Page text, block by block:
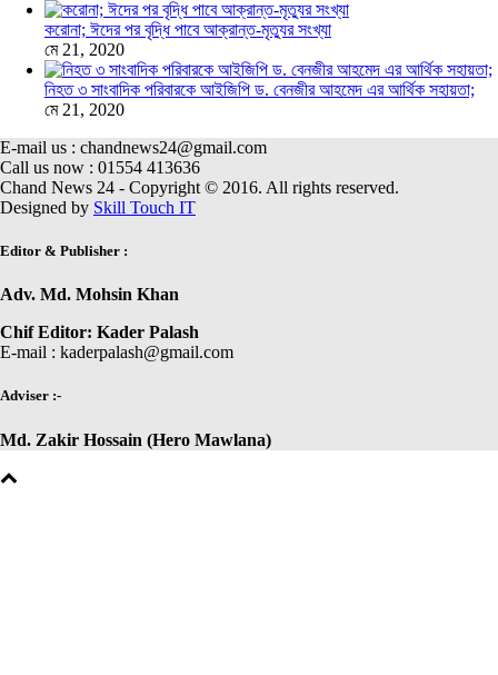
করোনা; ঈদের পর বৃদ্ধি পাবে আক্রান্ত-মৃত্যুর সংখ্যা
মে 21, 2020
নিহত ৩ সাংবাদিক পরিবারকে আইজিপি ড. বেনজীর আহমেদ এর আর্থিক সহায়তা;
মে 21, 2020
E-mail us : chandnews24@gmail.com
Call us now : 01554 413636
Chand News 24 - Copyright © 2016. All rights reserved.
Designed by Skill Touch IT
Editor & Publisher :
Adv. Md. Mohsin Khan
Chif Editor: Kader Palash
E-mail : kaderpalash@gmail.com
Adviser :-
Md. Zakir Hossain (Hero Mawlana)